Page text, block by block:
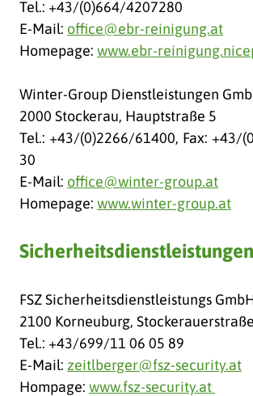
Tel.: +43/(0)664/4207280
E-Mail: office@ebr-reinigung.at
Homepage: www.ebr-
Winter-Group Dienstleistungen
2000 Stockerau, Hauptstraße 5
Tel.: +43/(0)2266/61400, Fax: +43/
30
E-Mail: office@winter-group.at
Homepage: www.winter-group.at
Sicherheitsdienstleistungen
FSZ Sicherheitsdienstleistungs
2100 Korneuburg,
Tel.: +43/699/11 06 05 89
E-Mail: zeitlberger@fsz-security.at
Hompage: www.fsz-security.at